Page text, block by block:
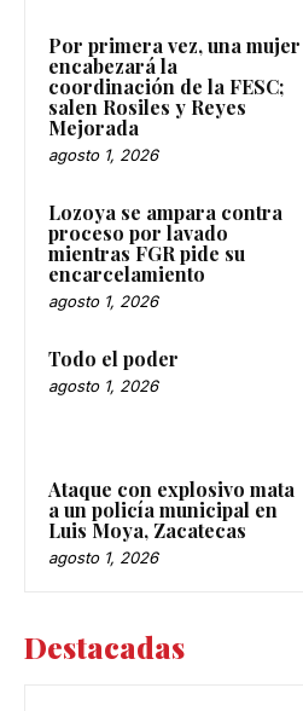
Por primera vez, una mujer
encabezará la
coordinación de la FESC;
salen Rosiles y Reyes
Mejorada
agosto 1, 2026
Lozoya se ampara contra
proceso por lavado
mientras FGR pide su
encarcelamiento
agosto 1, 2026
Todo el poder
agosto 1, 2026
Ataque con explosivo mata
a un policía municipal en
Luis Moya, Zacatecas
agosto 1, 2026
Destacadas